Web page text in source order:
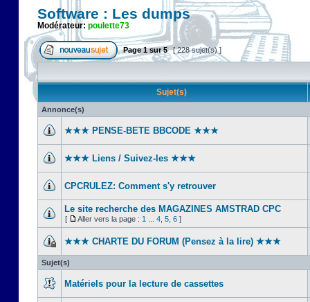
Software : Les dumps
Modérateur: poulette73
Page1sur5 [ 228 sujet(s) ]
Sujet(s)
Annonce(s)
★★★ PENSE-BETE BBCODE ★★★
★★★ Liens / Suivez-les ★★★
CPCRULEZ: Comment s'y retrouver‎
Le site recherche des MAGAZINES AMSTRAD CPC
[ Aller vers la page : 1 4 5 6 ]
★★★ CHARTE DU FORUM (Pensez à la lire) ★★★
Sujet(s)
Matériels pour la lecture de cassettes